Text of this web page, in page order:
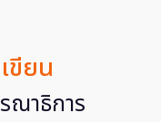
ขียน
ณาธิการ